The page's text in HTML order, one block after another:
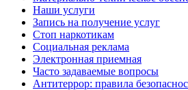
Наши услуги
Запись на получение услуг
Стоп наркотикам
Социальная реклама
Электронная приемная
Часто задаваемые вопросы
Антитеррор: правила